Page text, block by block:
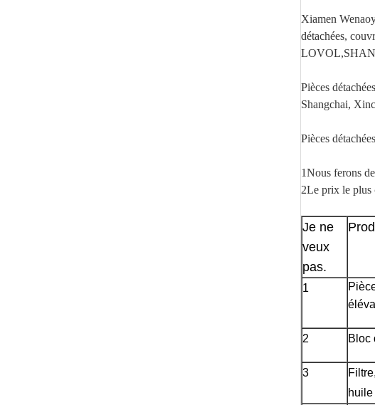
Xiamen
détachées,
Pièces
Shangchai,
Pièces
1Nous ferons
2Le prix le plus
Je ne
veux
pas.
1
2 Bloc
3
huile